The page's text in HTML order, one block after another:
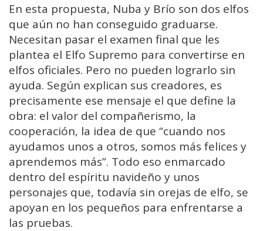
En esta propuesta, Nuba y Brío son dos elfos
que aún no han conseguido graduarse.
Necesitan pasar el examen final que les
plantea el Elfo Supremo para convertirse en
elfos oficiales. Pero no pueden lograrlo sin
ayuda. Según explican sus creadores, es
precisamente ese mensaje el que define la
obra: el valor del compañerismo, la
cooperación, la idea de que “cuando nos
ayudamos unos a otros, somos más felices y
aprendemos más”. Todo eso enmarcado
dentro del espíritu navideño y unos
personajes que, todavía sin orejas de elfo, se
apoyan en los pequeños para enfrentarse a
las pruebas.